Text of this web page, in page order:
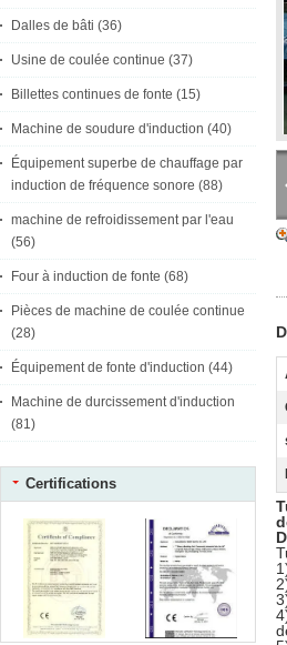
Dalles de bâti (36)
Usine de coulée continue (37)
Billettes continues de fonte (15)
Machine de soudure d'induction (40)
Équipement superbe de chauffage par
induction de fréquence sonore (88)
machine de refroidissement par l'eau
(56)
Four à induction de fonte (68)
Pièces de machine de coulée continue
(28)
Équipement de fonte d'induction (44)
Machine de durcissement d'induction
(81)
Certifications